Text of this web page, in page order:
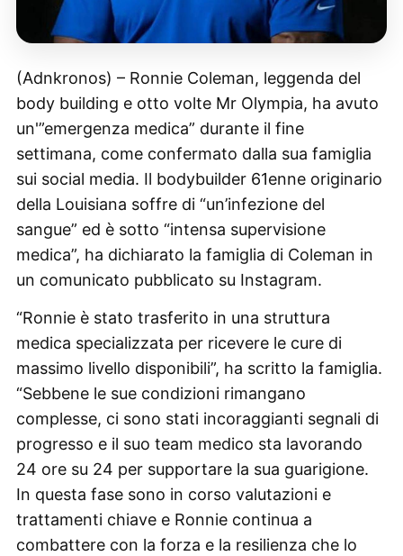
(Adnkronos) – Ronnie Coleman, leggenda del
body building e otto volte Mr Olympia, ha avuto
un'”emergenza medica” durante il fine
settimana, come confermato dalla sua famiglia
sui social media. Il bodybuilder 61enne originario
della Louisiana soffre di “un’infezione del
sangue” ed è sotto “intensa supervisione
medica”, ha dichiarato la famiglia di Coleman in
un comunicato pubblicato su Instagram.
“Ronnie è stato trasferito in una struttura
medica specializzata per ricevere le cure di
massimo livello disponibili”, ha scritto la famiglia.
“Sebbene le sue condizioni rimangano
complesse, ci sono stati incoraggianti segnali di
progresso e il suo team medico sta lavorando
24 ore su 24 per supportare la sua guarigione.
In questa fase sono in corso valutazioni e
trattamenti chiave e Ronnie continua a
combattere con la forza e la resilienza che lo